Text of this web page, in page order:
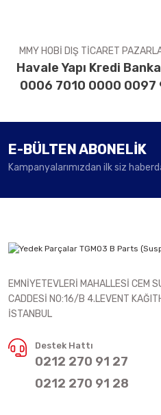
MMY HOBİ DIŞ TİCARET
Havale Yapı Kredi
0006 7010 0000 0097
E-BÜLTEN ABONELİK
Kampanyalarımızdan ilk siz
EMNİYETEVLERİ MAHALLESİ CEM
CADDESİ NO:16/B 4.LEVENT
İSTANBUL
Destek Hattı
0212 270 91 27
0212 270 91 28